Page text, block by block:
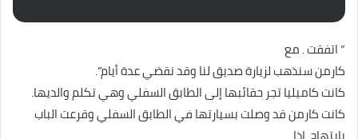
” اتفقت . مع
کارمن سنذهب لزيارة صديق لنا وقد نقضي عدة أيام”.
كانت كاميليا تجر حقائبها إلى الطابق السفلي وهي تكلم والديها.
كانت كارمن قد وصلت بسيارتها في الطابق السفلي وقرعت الباب